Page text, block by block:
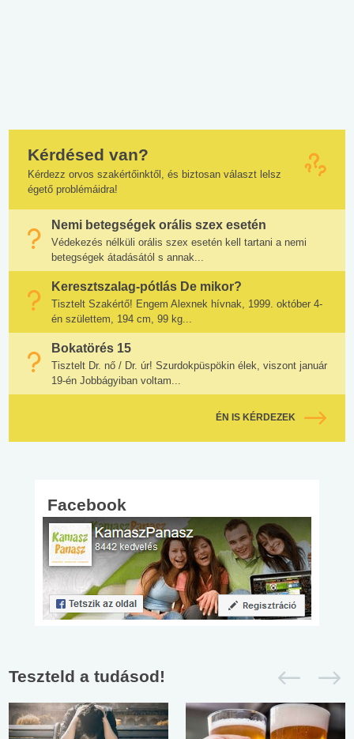
Kérdésed van?
Kérdezz orvos szakértőinktől, és biztosan választ lelsz
égető problémáidra!
Nemi betegségek orális szex esetén
Védekezés nélküli orális szex esetén kell tartani a nemi
betegségek átadásától s annak...
Keresztszalag-pótlás De mikor?
Tisztelt Szakértő! Engem Alexnek hívnak, 1999. október 4-
én születtem, 194 cm, 99 kg...
Bokatörés 15
Tisztelt Dr. nő / Dr. úr! Szurdokpüspökin élek, viszont január
19-én Jobbágyiban voltam...
ÉN IS KÉRDEZEK
Facebook
Teszteld a tudásod!